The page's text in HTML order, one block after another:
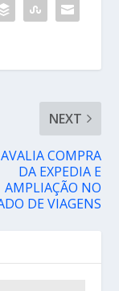
NEXT
COMPRA
DA EXPEDIA E
AMPLIAÇÃO NO
DE VIAGENS